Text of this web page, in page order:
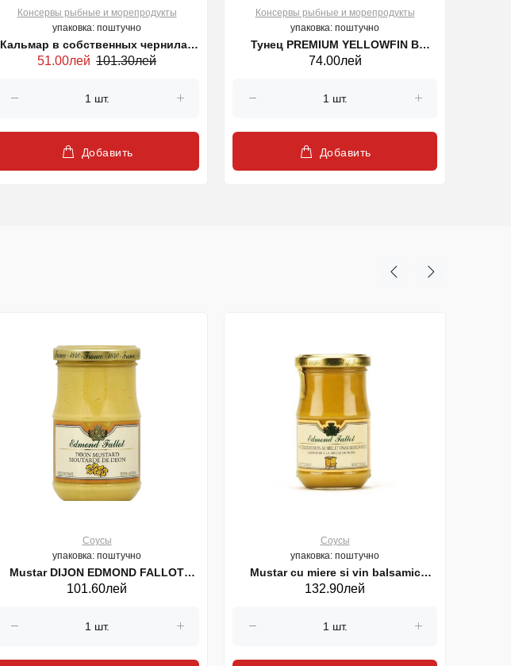
Консервы рыбные и морепродукты
упаковка: поштучно
Кальмар в собственных чернилах
ALBO 115g
51.00лей 101.30лей
Добавить
Консервы рыбные и морепродукты
упаковка: поштучно
Тунец PREMIUM YELLOWFIN В
РАСТИТЕЛЬНОМ МАСЛЕ ALBO 3*80г
74.00лей
Добавить
Соусы
упаковка: поштучно
Mustar DIJON EDMOND FALLOT
101.60лей
Соусы
упаковка: поштучно
Mustar cu miere si vin balsamic
EDMOND FALLOT France 210g
132.90лей